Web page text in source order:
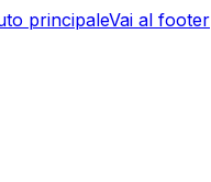
principaleVai al footer